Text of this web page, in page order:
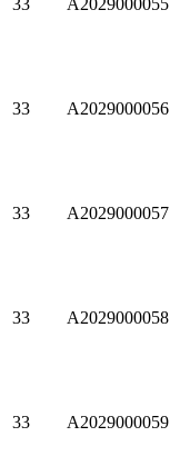
33 A2029000055
33 A2029000056
33 A2029000057
33 A2029000058
33 A2029000059